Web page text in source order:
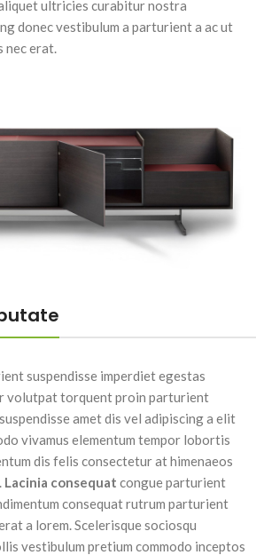
ultricies curabitur nostra
donec vestibulum a parturient a ac ut
nec erat.
suspendisse imperdiet egestas
volutpat torquent proin parturient
amet dis vel adipiscing a elit
vivamus elementum tempor lobortis
dis felis consectetur at himenaeos
Lacinia consequat congue parturient
consequat rutrum parturient
a lorem. Scelerisque sociosqu
vestibulum pretium commodo inceptos